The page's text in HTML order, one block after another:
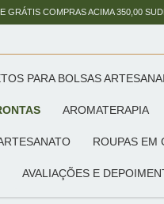
COMPRAS ACIMA 350,00
PARA BOLSAS
AROMATERAPIA
ROUPAS EM
AVALIAÇÕES E